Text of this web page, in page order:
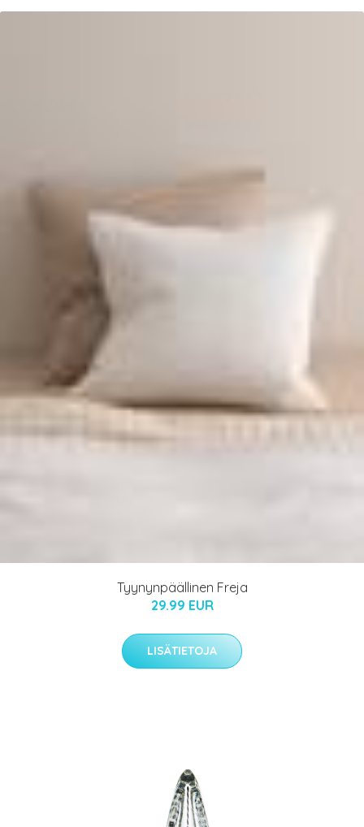
Tyynynpäällinen Freja
29.99 EUR
LISÄTIETOJA